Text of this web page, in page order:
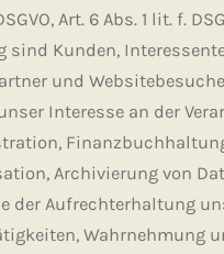
Art. 6 Abs. 1 lit. f.
sind Kunden,
und
Interesse an der
Archivierung von
der Aufrechterhaltung
Wahrnehmung